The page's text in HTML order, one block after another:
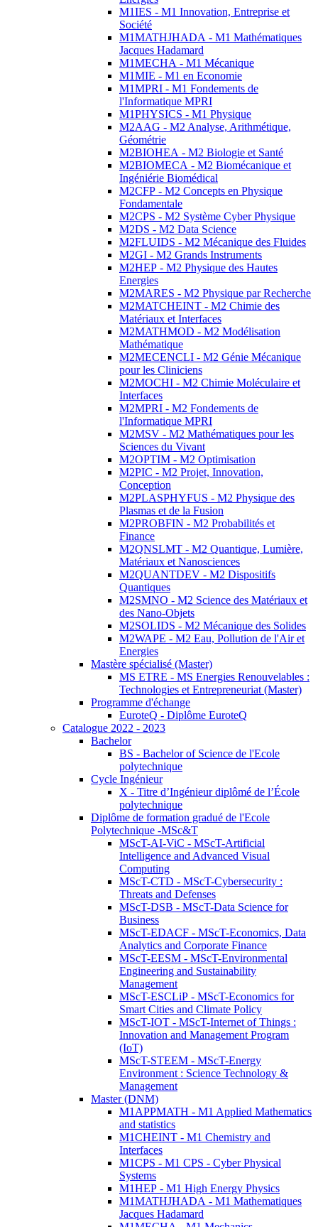
M1IES - M1 Innovation, Entreprise et
Société
M1MATHJHADA - M1 Mathématiques
Jacques Hadamard
M1MECHA - M1 Mécanique
M1MIE - M1 en Economie
M1MPRI - M1 Fondements de
l'Informatique MPRI
M1PHYSICS - M1 Physique
M2AAG - M2 Analyse, Arithmétique,
Géométrie
M2BIOHEA - M2 Biologie et Santé
M2BIOMECA - M2 Biomécanique et
Ingéniérie Biomédical
M2CFP - M2 Concepts en Physique
Fondamentale
M2CPS - M2 Système Cyber Physique
M2DS - M2 Data Science
M2FLUIDS - M2 Mécanique des Fluides
M2GI - M2 Grands Instruments
M2HEP - M2 Physique des Hautes
Energies
M2MARES - M2 Physique par Recherche
M2MATCHEINT - M2 Chimie des
Matériaux et Interfaces
M2MATHMOD - M2 Modélisation
Mathématique
M2MECENCLI - M2 Génie Mécanique
pour les Cliniciens
M2MOCHI - M2 Chimie Moléculaire et
Interfaces
M2MPRI - M2 Fondements de
l'Informatique MPRI
M2MSV - M2 Mathématiques pour les
Sciences du Vivant
M2OPTIM - M2 Optimisation
M2PIC - M2 Projet, Innovation,
Conception
M2PLASPHYFUS - M2 Physique des
Plasmas et de la Fusion
M2PROBFIN - M2 Probabilités et
Finance
M2QNSLMT - M2 Quantique, Lumière,
Matériaux et Nanosciences
M2QUANTDEV - M2 Dispositifs
Quantiques
M2SMNO - M2 Science des Matériaux et
des Nano-Objets
M2SOLIDS - M2 Mécanique des Solides
M2WAPE - M2 Eau, Pollution de l'Air et
Energies
Mastère spécialisé (Master)
MS ETRE - MS Energies Renouvelables :
Technologies et Entrepreneuriat (Master)
Programme d'échange
EuroteQ - Diplôme EuroteQ
Catalogue 2022 - 2023
Bachelor
BS - Bachelor of Science de l'Ecole
polytechnique
Cycle Ingénieur
X - Titre d’Ingénieur diplômé de l’École
polytechnique
Diplôme de formation gradué de l'Ecole
Polytechnique -MSc&T
MScT-AI-ViC - MScT-Artificial
Intelligence and Advanced Visual
Computing
MScT-CTD - MScT-Cybersecurity :
Threats and Defenses
MScT-DSB - MScT-Data Science for
Business
MScT-EDACF - MScT-Economics, Data
Analytics and Corporate Finance
MScT-EESM - MScT-Environmental
Engineering and Sustainability
Management
MScT-ESCLiP - MScT-Economics for
Smart Cities and Climate Policy
MScT-IOT - MScT-Internet of Things :
Innovation and Management Program
(IoT)
MScT-STEEM - MScT-Energy
Environment : Science Technology &
Management
Master (DNM)
M1APPMATH - M1 Applied Mathematics
and statistics
M1CHEINT - M1 Chemistry and
Interfaces
M1CPS - M1 CPS - Cyber Physical
Systems
M1HEP - M1 High Energy Physics
M1MATHJHADA - M1 Mathematiques
Jacques Hadamard